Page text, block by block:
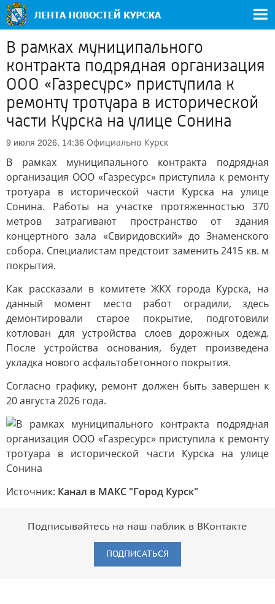
В рамках муниципального
контракта подрядная организация
ООО «Газресурс» приступила к
ремонту тротуара в исторической
части Курска на улице Сонина
9 июля 2026, 14:36 Официально Курск
В рамках муниципального контракта подрядная
организация ООО «Газресурс» приступила к ремонту
тротуара в исторической части Курска на улице
Сонина. Работы на участке протяженностью 370
метров затрагивают пространство от здания
концертного зала «Свиридовский» до Знаменского
собора. Специалистам предстоит заменить 2415 кв. м
покрытия.
Как рассказали в комитете ЖКХ города Курска, на
данный момент место работ оградили, здесь
демонтировали старое покрытие, подготовили
котлован для устройства слоев дорожных одежд.
После устройства основания, будет произведена
укладка нового асфальтобетонного покрытия.
Согласно графику, ремонт должен быть завершен к
20 августа 2026 года.
Источник: Канал в МАКС "Город Курск"
Подписывайтесь на наш паблик в ВКонтакте
ПОДПИСАТЬСЯ